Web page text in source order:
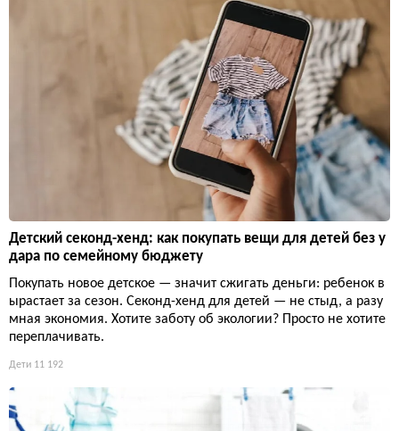
Детский секонд-хенд: как покупать вещи для детей без у
дара по семейному бюджету
Покупать новое детское — значит сжигать деньги: ребенок в
ырастает за сезон. Секонд-хенд для детей — не стыд, а разу
мная экономия. Хотите заботу об экологии? Просто не хотите
переплачивать.
Дети 11 192